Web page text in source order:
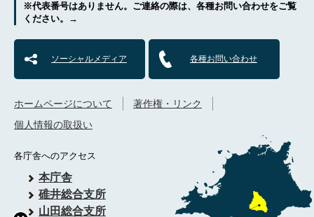
※代表番号はありません。ご連絡の際は、各種お問い合わせをご覧
ください。→
ソーシャルメディア 各種お問い合わせ
各庁舎へのアクセス
本庁舎
碓井総合支所
山田総合支所
ホームページについて
著作権・リンク
個人情報の取扱い